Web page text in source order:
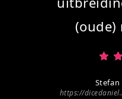
(oude)
Stefan
https://